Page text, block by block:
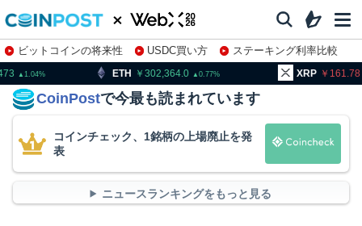
ビットコインの将来性 USDC買い方
ステーキング利率比較
株特集・関連銘柄
302,364.0 XRP 161.78
CoinPostで今最も読まれています
コインチェック、1銘柄の上場廃止を発
表
ニュースランキングをもっと見る